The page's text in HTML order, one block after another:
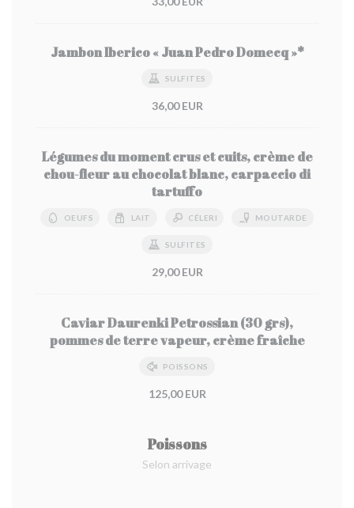
Jambon Iberico « Juan Pedro Domecq »*
SULFITES
36,00 EUR
Légumes du moment crus et cuits, crème de
chou-fleur au chocolat blanc, carpaccio di
tartuffo
OEUFS LAIT CÉLERI MOUTARDE
SULFITES
29,00 EUR
Caviar Daurenki Petrossian (30 grs),
pommes de terre vapeur, crème fraîche
POISSONS
125,00 EUR
Poissons
Selon arrivage